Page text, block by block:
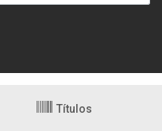
Títulos